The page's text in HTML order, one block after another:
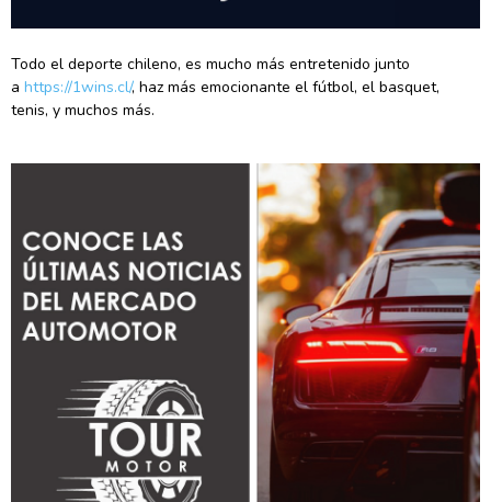
Todo el deporte chileno, es mucho más entretenido junto
a https://1wins.cl/, haz más emocionante el fútbol, el basquet,
tenis, y muchos más.